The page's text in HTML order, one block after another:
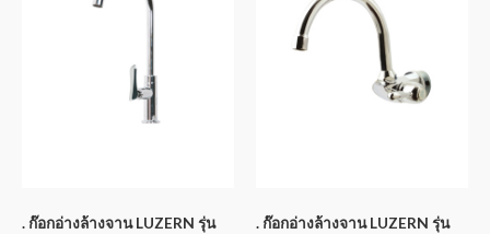
. ก๊อกอ่างล้างจาน LUZERN รุ่น . ก๊อกอ่างล้างจาน LUZERN รุ่น